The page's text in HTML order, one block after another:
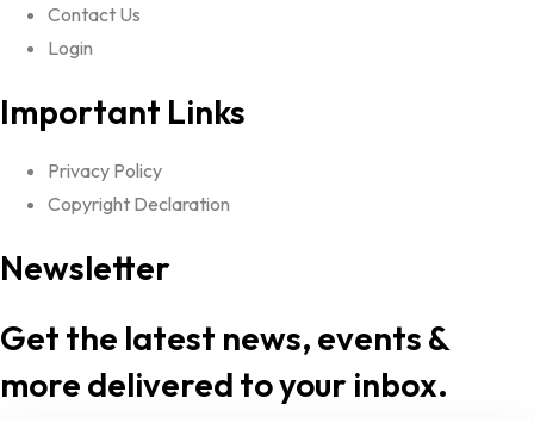
Contact Us
Login
Important Links
Privacy Policy
Copyright Declaration
Newsletter
Get the latest news, events &
more delivered to your inbox.